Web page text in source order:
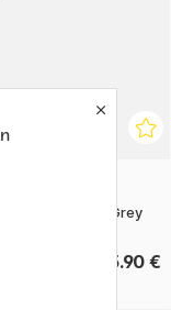
Table Lamp Ice Grey
185.90 €